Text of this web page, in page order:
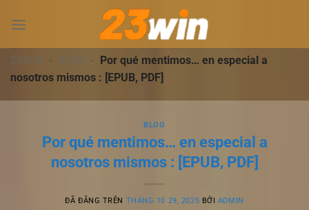
đến
dung23WIN - BLOG - Por qué mentimos… en especial a
nosotros mismos : [EPUB, PDF]
BLOG
Por qué mentimos… en especial a
nosotros mismos : [EPUB, PDF]
ĐÃ ĐĂNG TRÊN THÁNG 10 29, 2025 BỞI ADMIN